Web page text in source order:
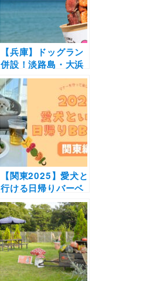
【兵庫】ドッグラン
併設！淡路島・大浜
海水浴場前にビアガ
ーデン＆ＢＢＱ「オ
オハマビーチテラ
ス」2022年6月10日
から期間限定オープ
ン！
【関東2025】愛犬と
行ける日帰りバーベ
キュー場12選 | ドッ
グラン付きやラグジ
ュアリーな施設も！
（おでかけレポあ
り）